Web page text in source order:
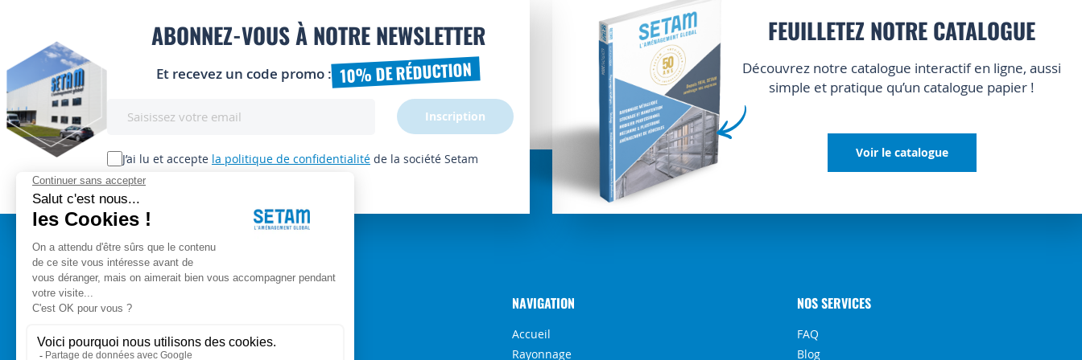
ABONNEZ-VOUS À NOTRE NEWSLETTER
Et recevez un code promo : 10% DE RÉDUCTION
lettre
d’information
:
J’ai lu et accepte la politique de confidentialité de la société Setam
Inscription
FEUILLETEZ NOTRE CATALOGUE
Découvrez notre catalogue interactif en ligne, aussi
simple et pratique qu’un catalogue papier !
Voir le catalogue
Setam Siège Social
153, rue de L'Arve
Qui sommes-nous ?
NAVIGATION
Accueil
Rayonnage
NOS SERVICES
FAQ
Blog